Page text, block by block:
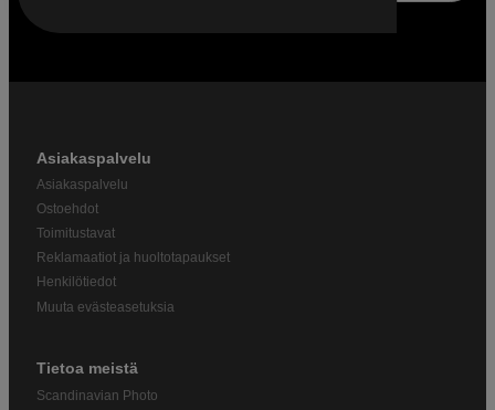
Asiakaspalvelu
Asiakaspalvelu
Ostoehdot
Toimitustavat
Reklamaatiot ja huoltotapaukset
Henkilötiedot
Muuta evästeasetuksia
Tietoa meistä
Scandinavian Photo